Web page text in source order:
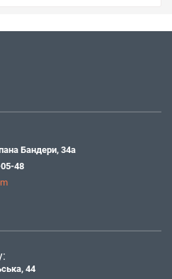
Бандери, 34а
48
44